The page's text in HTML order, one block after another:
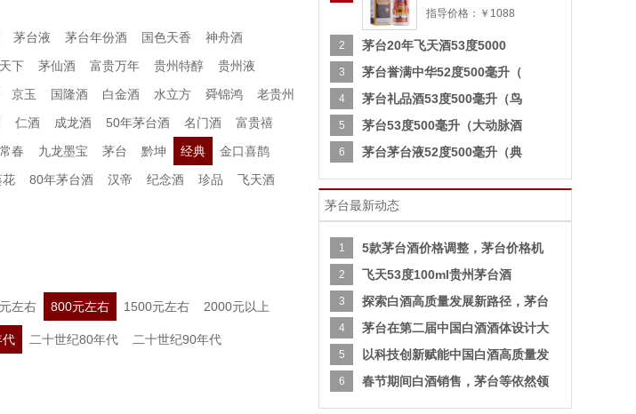
茅台液 茅台年份酒 国色天香
神舟酒
下 茅仙酒 富贵万年 贵州特醇
贵州液
京玉 国隆酒 白金酒 水立方 舜锦鸿
老贵州
仁酒 成龙酒 50年茅台酒 名门酒
富贵禧
春 九龙墨宝 茅台 黔坤 经典
金口喜鹊
花 80年茅台酒 汉帝 纪念酒 珍品
飞天酒
左右 800元左右 1500元左右 2000元以上
代 二十世纪80年代
二十世纪90年代
指导价格：￥1088
2 茅台20年飞天酒53度5000
3 茅台誉满中华52度500毫升（
4 茅台礼品酒53度500毫升（鸟
5 茅台53度500毫升（大动脉酒
6 茅台茅台液52度500毫升（典
茅台最新动态
1 5款茅台酒价格调整，茅台价格机
2 飞天53度100ml贵州茅台酒
3 探索白酒高质量发展新路径，茅台
4 茅台在第二届中国白酒酒体设计大
5 以科技创新赋能中国白酒高质量发
6 春节期间白酒销售，茅台等依然领